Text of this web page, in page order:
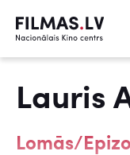
Lauris
Lomās/